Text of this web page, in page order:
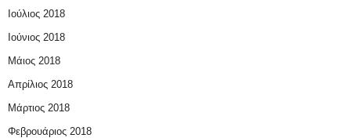
Ιούλιος 2018
Ιούνιος 2018
Μάιος 2018
Απρίλιος 2018
Μάρτιος 2018
Φεβρουάριος 2018